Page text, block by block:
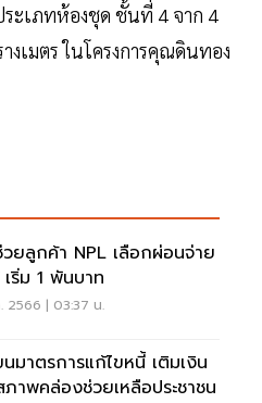
ะเภทห้องชุด ชั้นที่ 4 จาก 4
เมตร ในโครงการคุณดินทอง
วยลูกค้า NPL เลือกผ่อนจ่าย
ริ่ม 1 พันบาท
2566 | 03:37 น.
มาตรการแก้ไขหนี้ เติมเงิน
ภาพคล่องช่วยเหลือประชาชน